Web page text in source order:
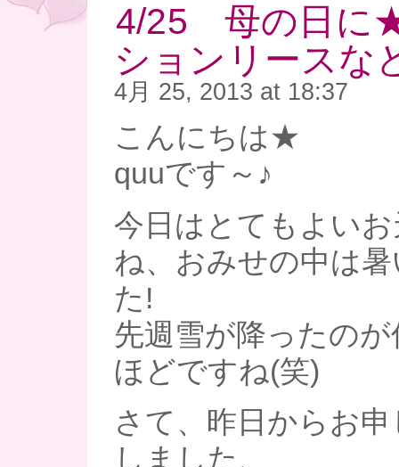
4/25 母の日に
ションリースな
4月 25, 2013 at 18:37
こんにちは★
quuです～♪
今日はとてもよい
ね、おみせの中は
た!
先週雪が降ったの
ほどですね(笑)
さて、昨日からお
しました、